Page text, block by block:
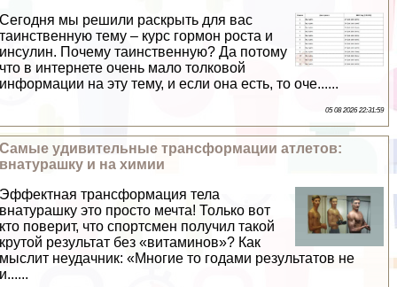
Сегодня мы решили раскрыть для вас
таинственную тему – курс гормон роста и
инсулин. Почему таинственную? Да потому
что в интернете очень мало толковой
информации на эту тему, и если она есть, то оче......
05 08 2026 22:31:59
Самые удивительные трaнcформации атлетов:
внатурашку и на химии
Эффектная трaнcформация тела
внатурашку это просто мечта! Только вот
кто поверит, что спортсмен получил такой
крутой результат без «витаминов»? Как
мыслит неудачник: «Многие то годами результатов не
и......